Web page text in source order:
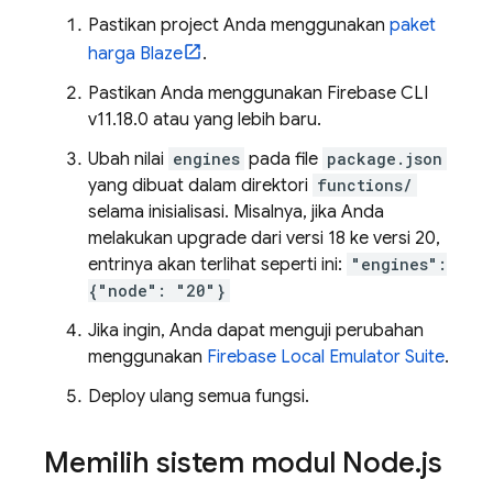
Pastikan project Anda menggunakan paket
harga Blaze
.
Pastikan Anda menggunakan Firebase CLI
v11.18.0 atau yang lebih baru.
Ubah nilai engines pada file package.json
yang dibuat dalam direktori functions/
selama inisialisasi. Misalnya, jika Anda
melakukan upgrade dari versi 18 ke versi 20,
entrinya akan terlihat seperti ini: "engines":
{"node": "20"}
Jika ingin, Anda dapat menguji perubahan
menggunakan Firebase Local Emulator Suite.
Deploy ulang semua fungsi.
Memilih sistem modul Node.js